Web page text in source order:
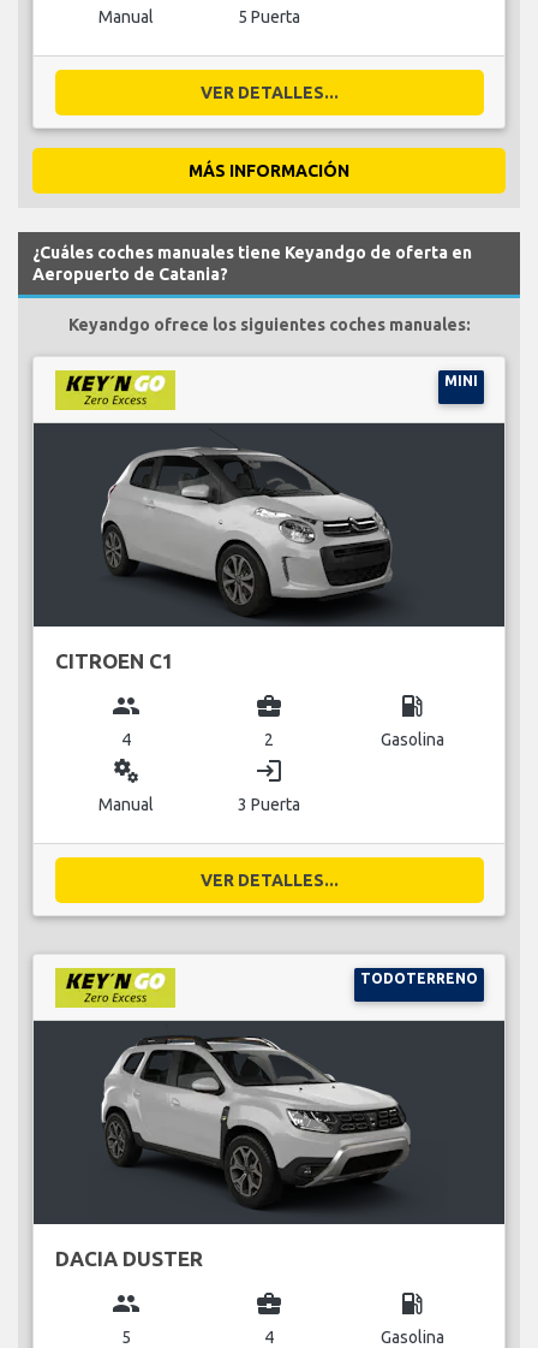
Manual 5 Puerta
VER DETALLES...
MÁS INFORMACIÓN
¿Cuáles coches manuales tiene Keyandgo de oferta en
Aeropuerto de Catania?
Keyandgo ofrece los siguientes coches manuales:
MINI
CITROEN C1
group
4
business_center
2
local_gas_station
Gasolina
miscellaneous_services
Manual
login
3 Puerta
VER DETALLES...
TODOTERRENO
DACIA DUSTER
group
5
business_center
4
local_gas_station
Gasolina